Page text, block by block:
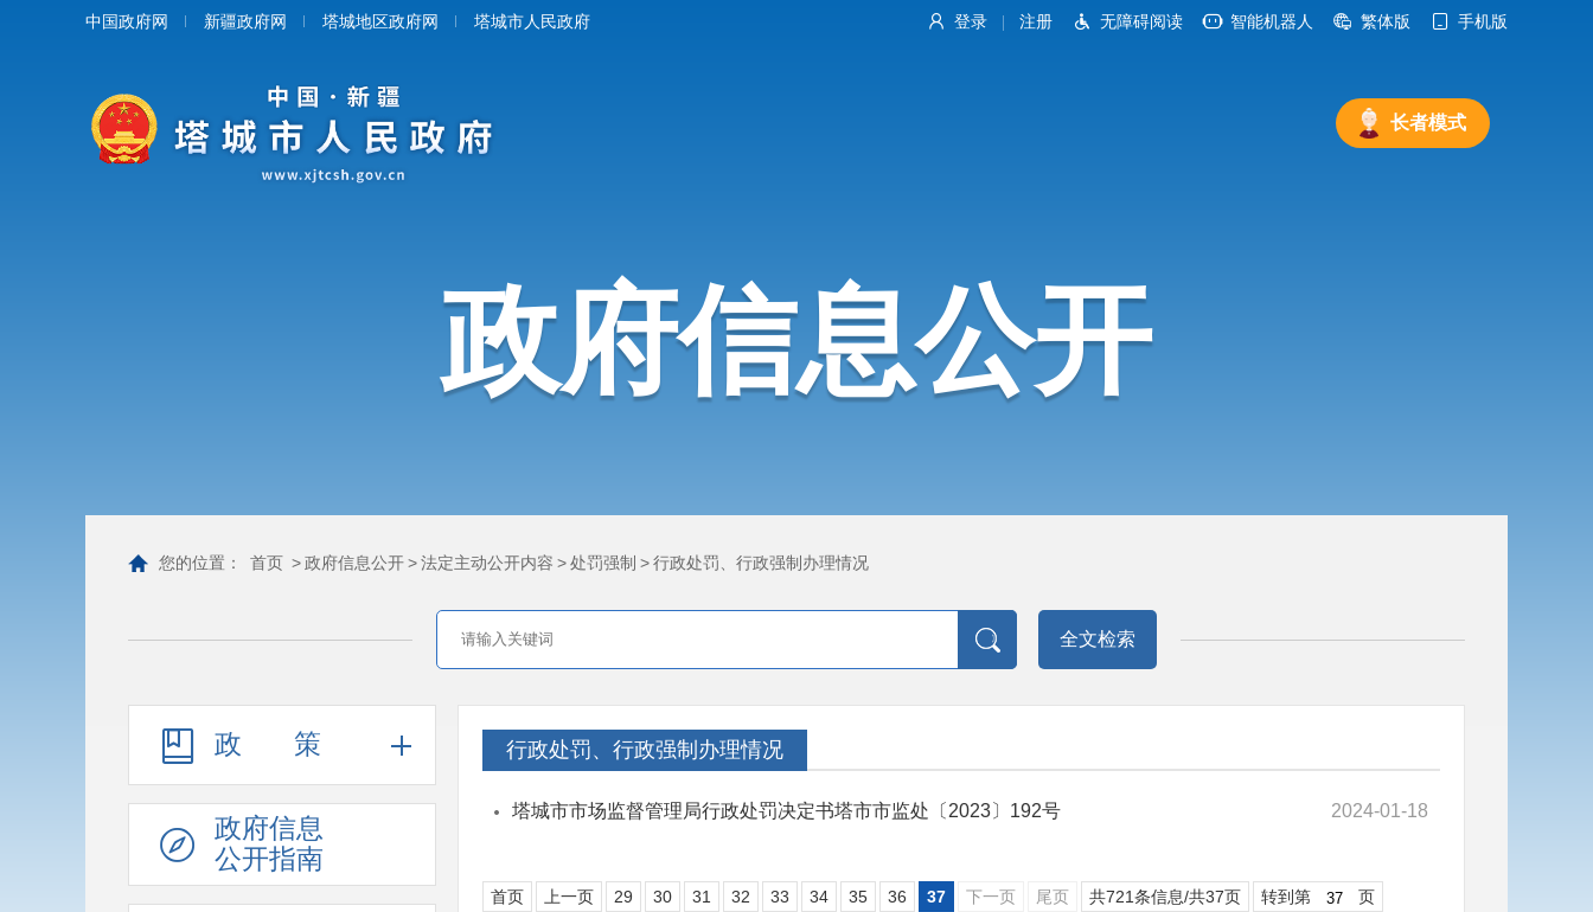
登录 注册 无障碍阅读 智能机器人 繁体版 手机版
中国政府网 新疆政府网 塔城地区政府网 塔城市人民政府
长者模式
政府信息公开
您的位置： 首页 >政府信息公开>法定主动公开内容 >处罚强制 >行政处罚、行政强制办理情况
全文检索
政策
政府信息
公开指南
行政处罚、行政强制办理情况
2024-01-18
塔城市市场监督管理局行政处罚决定书塔市市监处〔2023〕192号
首页 上一页 29 30 31 32 33 34 35 36 37 下一页 尾页 共721条信息/共37页 转到第 页